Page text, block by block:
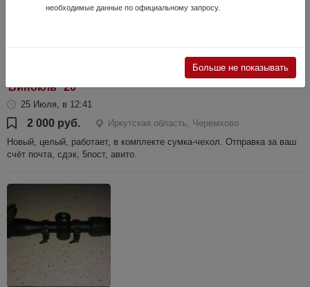
Бинокль *20
25 Июля, в 12:41
2 000 руб.
Иркутская область, Черемхово
Новый, целый, работает, в комплекте сумка-чехол. Отправка за ваш
счëт почта, сдэк, 5пост, авито.
необходимые данные по официальному запросу.
Больше не показывать